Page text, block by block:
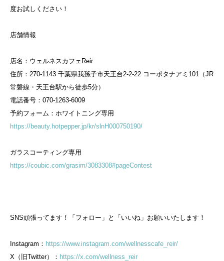
度お試しください！
店舗情報
店名：ウェルネスカフェReir
住所：270-1143 千葉県我孫子市天王台2-2-22 コーポタナアミ101（JR
常磐線・天王台駅から徒歩5分）
電話番号：070-1263-6009
予約フォーム：ホワイトニング専用
https://beauty.hotpepper.jp/kr/slnH000750190/
ガラスコーティング専用
https://coubic.com/grasim/3083308#pageContest
SNS頑張ってます！「フォロー」と「いいね」お願いいたします！
Instagram： https://www.instagram.com/wellnesscafe_reir/
X（旧Twitter）： https://x.com/wellness_reir